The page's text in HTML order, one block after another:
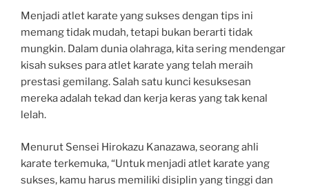
Menjadi atlet karate yang sukses dengan tips ini
memang tidak mudah, tetapi bukan berarti tidak
mungkin. Dalam dunia olahraga, kita sering mendengar
kisah sukses para atlet karate yang telah meraih
prestasi gemilang. Salah satu kunci kesuksesan
mereka adalah tekad dan kerja keras yang tak kenal
lelah.
Menurut Sensei Hirokazu Kanazawa, seorang ahli
karate terkemuka, “Untuk menjadi atlet karate yang
sukses, kamu harus memiliki disiplin yang tinggi dan